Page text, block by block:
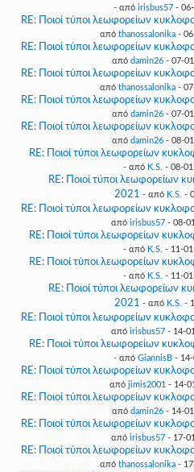
- από irisbus57- 06-
RE: Ποιοί τύποι λεωφορείων
από thanossalonika -
RE: Ποιοί τύποι λεωφορείων
από damin26 - 07-
RE: Ποιοί τύποι λεωφορείων
από thanossalonika -
RE: Ποιοί τύποι λεωφορείων
από damin26 - 07-
RE: Ποιοί τύποι λεωφορείων
από damin26 - 08-
RE: Ποιοί τύποι λεωφορείων
- από K.S. - 08-
RE: Ποιοί τύποι λεωφορείων
2021 - από K.S. -
RE: Ποιοί τύποι λεωφορείων
από irisbus57- 08-
RE: Ποιοί τύποι λεωφορείων
- από K.S. - 11-
RE: Ποιοί τύποι λεωφορείων
- από K.S. - 11-
RE: Ποιοί τύποι λεωφορείων
2021 - από K.S. -
RE: Ποιοί τύποι λεωφορείων
από irisbus57- 14-
RE: Ποιοί τύποι λεωφορείων
- από GiannisB -
RE: Ποιοί τύποι λεωφορείων
από jimis2001 - 14-
RE: Ποιοί τύποι λεωφορείων
από damin26 - 14-
RE: Ποιοί τύποι λεωφορείων
από irisbus57- 17-
RE: Ποιοί τύποι λεωφορείων
από thanossalonika -